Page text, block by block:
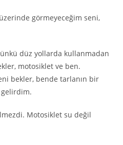
görmeyeceğim seni,
düz yollarda kullanmadan
motosiklet ve ben.
bekler, bende tarlanın bir
Motosiklet su değil